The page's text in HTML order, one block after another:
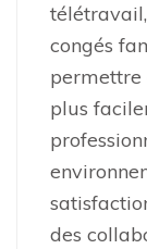
congés
permettre
plus
des